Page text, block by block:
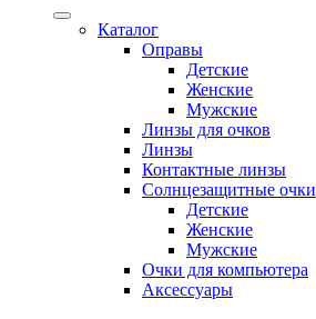
Каталог
Оправы
Детские
Женские
Мужские
Линзы для очков
Линзы
Контактные линзы
Солнцезащитные очки
Детские
Женские
Мужские
Очки для компьютера
Аксессуары